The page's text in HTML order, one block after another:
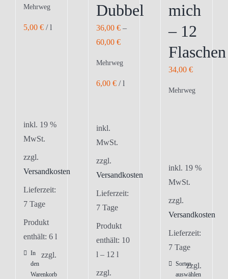
Mehrweg
5,00 € /l
inkl. 19 %
MwSt.
zzgl.
Versandkosten
Lieferzeit:
7 Tage
Produkt
enthält: 6 l
In
den
Warenkorb
zzgl.
Dubbel
36,00 €–
60,00 €
Mehrweg
6,00 €/l
inkl.
MwSt.
zzgl.
Versandkosten
Lieferzeit:
7 Tage
Produkt
enthält: 10
l– 12 l
zzgl.
mich
– 12
Flaschen
34,00€
Mehrweg
inkl. 19 %
MwSt.
zzgl.
Versandkosten
Lieferzeit:
7 Tage
Sorten
auswählen
zzgl.